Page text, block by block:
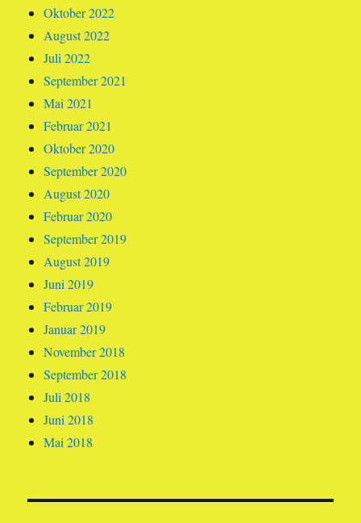
Oktober 2022
August 2022
Juli 2022
September 2021
Mai 2021
Februar 2021
Oktober 2020
September 2020
August 2020
Februar 2020
September 2019
August 2019
Juni 2019
Februar 2019
Januar 2019
November 2018
September 2018
Juli 2018
Juni 2018
Mai 2018